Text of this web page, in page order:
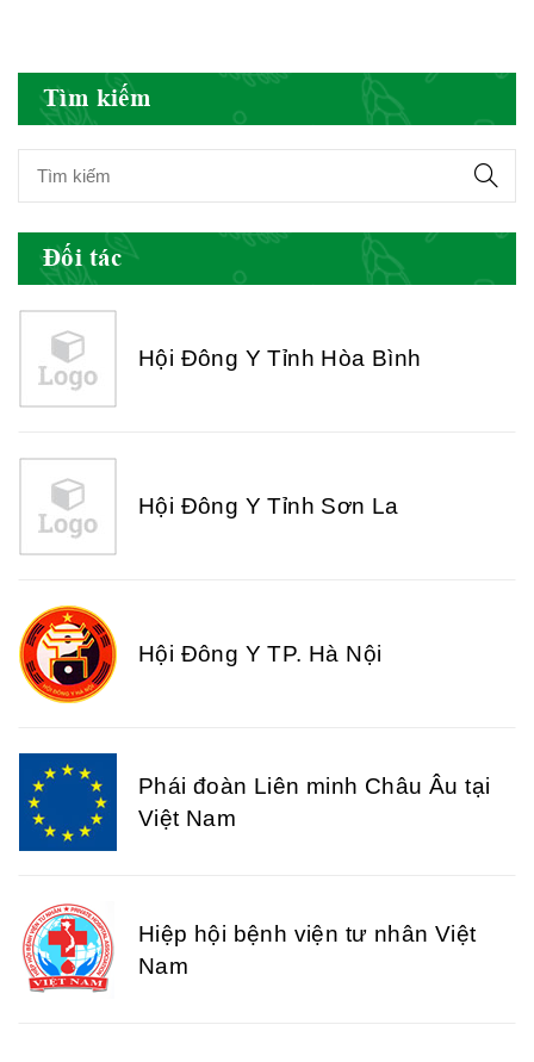
Tìm kiếm
Đối tác
Hội Đông Y Tỉnh Yên Bái
Hội Đông Y Tỉnh Hòa Bình
Hội Đông Y Tỉnh Sơn La
Hội Đông Y TP. Hà Nội
Phái đoàn Liên minh Châu Âu tại
Việt Nam
Hiệp hội bệnh viện tư nhân Việt
Nam